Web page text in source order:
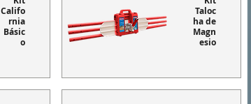
Califo
rnia
Básic
o
Taloc
ha de
Magn
esio